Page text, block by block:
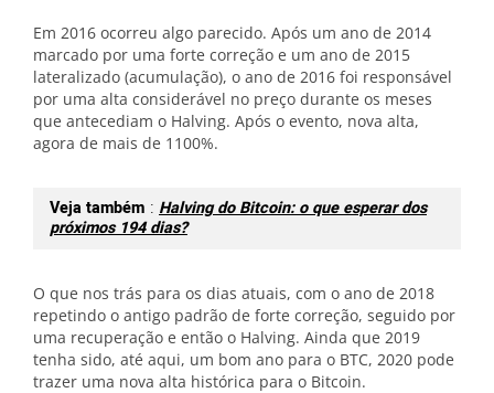
Em 2016 ocorreu algo parecido. Após um ano de 2014
marcado por uma forte correção e um ano de 2015
lateralizado (acumulação), o ano de 2016 foi responsável
por uma alta considerável no preço durante os meses
que antecediam o Halving. Após o evento, nova alta,
agora de mais de 1100%.
Veja também : Halving do Bitcoin: o que esperar dos
próximos 194 dias?
O que nos trás para os dias atuais, com o ano de 2018
repetindo o antigo padrão de forte correção, seguido por
uma recuperação e então o Halving. Ainda que 2019
tenha sido, até aqui, um bom ano para o BTC, 2020 pode
trazer uma nova alta histórica para o Bitcoin.